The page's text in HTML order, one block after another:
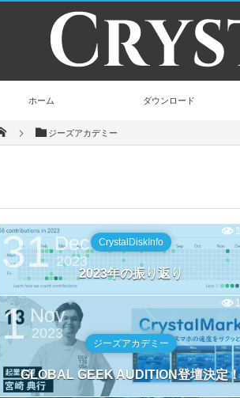
ホーム ダウンロード
ジーズアカデミー
CrystalDiskInfo
2023年の振り返り
31 Dec
2023
ジーズアカデミー
GLOBAL GEEK AUDITION登壇決定！
1 Nov
2023